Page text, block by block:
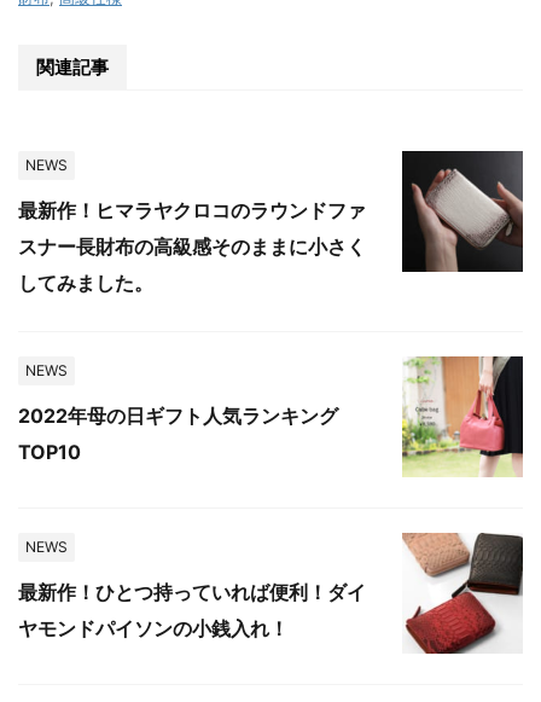
関連記事
NEWS
最新作！ヒマラヤクロコのラウンドファ
スナー長財布の高級感そのままに小さく
してみました。
NEWS
2022年母の日ギフト人気ランキング
TOP10
NEWS
最新作！ひとつ持っていれば便利！ダイ
ヤモンドパイソンの小銭入れ！